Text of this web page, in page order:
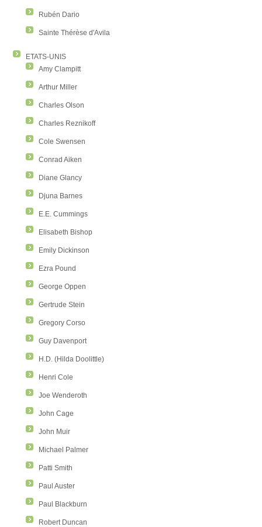
Rubén Dario
Sainte Thérèse d'Avila
ETATS-UNIS
Amy Clampitt
Arthur Miller
Charles Olson
Charles Reznikoff
Cole Swensen
Conrad Aiken
Diane Glancy
Djuna Barnes
E.E. Cummings
Elisabeth Bishop
Emily Dickinson
Ezra Pound
George Oppen
Gertrude Stein
Gregory Corso
Guy Davenport
H.D. (Hilda Doolittle)
Henri Cole
Joe Wenderoth
John Cage
John Muir
Michael Palmer
Patti Smith
Paul Auster
Paul Blackburn
Robert Duncan